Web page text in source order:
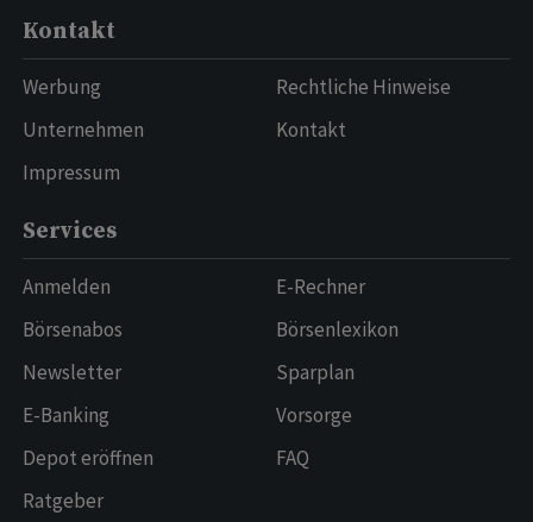
Kontakt
Werbung
Unternehmen
Impressum
Rechtliche Hinweise
Kontakt
Services
Anmelden
Börsenabos
Newsletter
E-Banking
Depot eröffnen
Ratgeber
E-Rechner
Börsenlexikon
Sparplan
Vorsorge
FAQ